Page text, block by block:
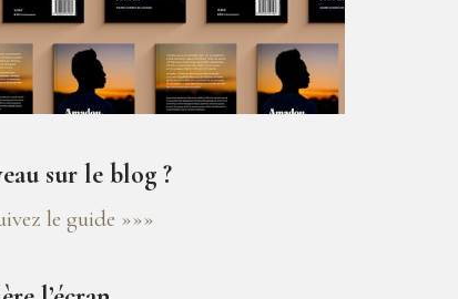
sur le blog ?
le guide »»»